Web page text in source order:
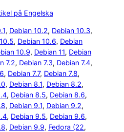
på Engelska
, Debian 10.2, Debian 10.3
, Debian 10.6, Debian
10.9, Debian 11, Debian
7.2, Debian 7.3, Debian 7.4
, Debian 7.7, Debian 7.8
, Debian 8.1, Debian 8.2
, Debian 8.5, Debian 8.6
, Debian 9.1, Debian 9.2
, Debian 9.5, Debian 9.6
, Debian 9.9, Fedora (22